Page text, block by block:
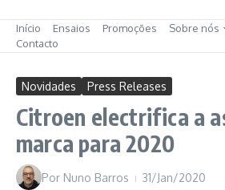
Início Ensaios Promoções
Sobre nós
Contacto
Novidades Press Releases
Citroen electrifica a
marca para 2020
Por Nuno Barros 31/Jan/2020